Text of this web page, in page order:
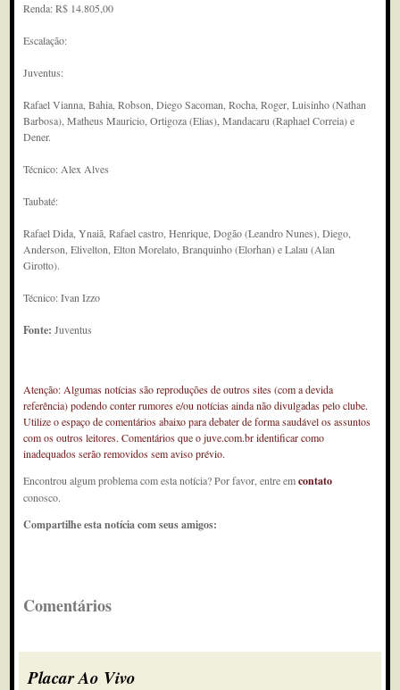
Renda: R$ 14.805,00
Escalação:
Juventus:
Rafael Vianna, Bahia, Robson, Diego Sacoman, Rocha, Roger, Luisinho (Nathan
Barbosa), Matheus Mauricio, Ortigoza (Elias), Mandacaru (Raphael Correia) e
Dener.
Técnico: Alex Alves
Taubaté:
Rafael Dida, Ynaiã, Rafael castro, Henrique, Dogão (Leandro Nunes), Diego,
Anderson, Elivelton, Elton Morelato, Branquinho (Elorhan) e Lalau (Alan
Girotto).
Técnico: Ivan Izzo
Fonte:Juventus
Atenção: Algumas notícias são reproduções de outros sites (com a devida
referência) podendo conter rumores e/ou notícias ainda não divulgadas pelo clube.
Utilize o espaço de comentários abaixo para debater de forma saudável os assuntos
com os outros leitores. Comentários que o juve.com.br identificar como
inadequados serão removidos sem aviso prévio.
Encontrou algum problema com esta notícia? Por favor, entre emcontato
conosco.
Compartilhe esta notícia com seus amigos:
Comentários
Placar Ao Vivo